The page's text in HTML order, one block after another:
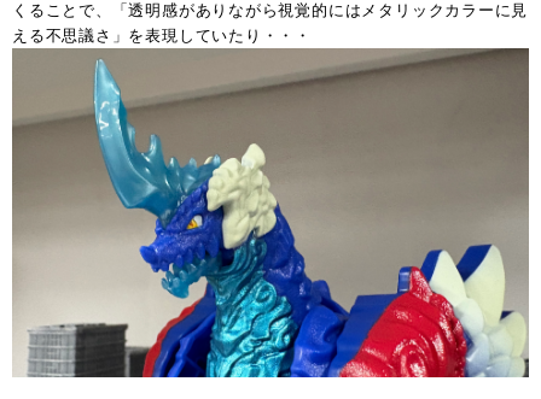
くることで、「透明感がありながら視覚的にはメタリックカラーに見
える不思議さ」を表現していたり・・・